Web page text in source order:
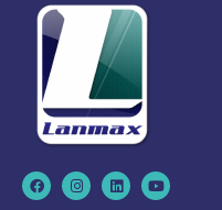
F
a
c
I
n
s
L
i
n
Y
o
u